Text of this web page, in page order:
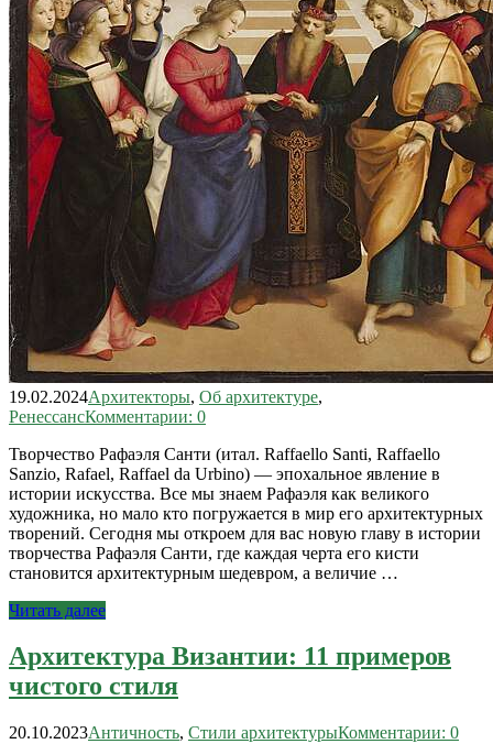
19.02.2024Архитекторы, Об архитектуре,
РенессансКомментарии: 0
Творчество Рафаэля Санти (итал. Raffaello Santi, Raffaello
Sanzio, Rafael, Raffael da Urbino) — эпохальное явление в
истории искусства. Все мы знаем Рафаэля как великого
художника, но мало кто погружается в мир его архитектурных
творений. Сегодня мы откроем для вас новую главу в истории
творчества Рафаэля Санти, где каждая черта его кисти
становится архитектурным шедевром, а величие …
Читать далее
Архитектура Византии: 11 примеров
чистого стиля
20.10.2023Античность, Стили архитектурыКомментарии: 0